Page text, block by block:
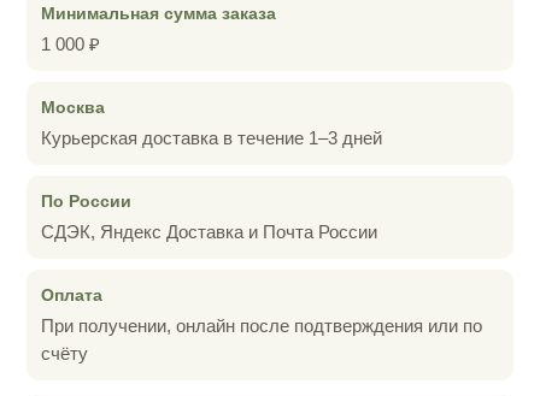
Минимальная сумма заказа
1 000 ₽
Москва
Курьерская доставка в течение 1–3 дней
По России
СДЭК, Яндекс Доставка и Почта России
Оплата
При получении, онлайн после подтверждения или по
счёту